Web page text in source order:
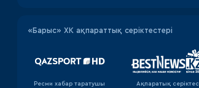
«Барыс» ХК ақпараттық серіктестері
Ресми хабар таратушы Ақпаратық серiктес